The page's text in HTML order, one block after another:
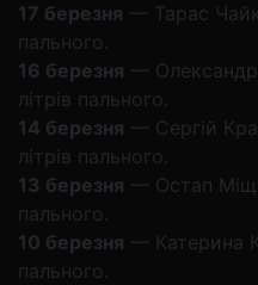
17 березня — Тарас
пального.
16 березня — Олександр
літрів пального.
14 березня — Сергій
літрів пального.
13 березня — Остап
пального.
10 березня — Катерина
пального.